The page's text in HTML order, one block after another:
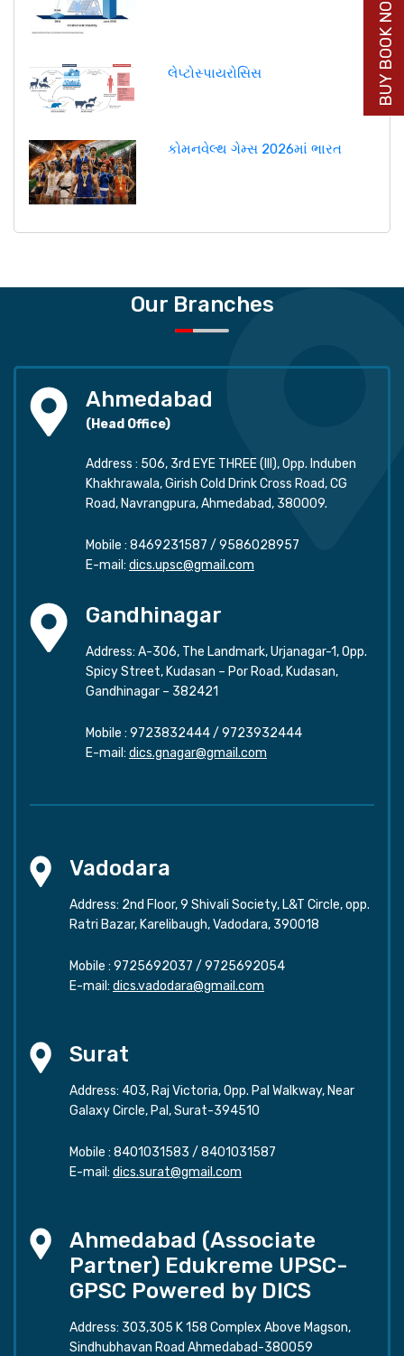
લેપ્ટોસ્પાયરોસિસ
કોમનવેલ્થ ગેમ્સ 2026માં ભારત
Our Branches
Ahmedabad
(Head Office)
Address : 506, 3rd EYE THREE (III), Opp. Induben
Khakhrawala, Girish Cold Drink Cross Road, CG
Road, Navrangpura, Ahmedabad, 380009.
Mobile : 8469231587 / 9586028957
E-mail: dics.upsc@gmail.com
Gandhinagar
Address: A-306, The Landmark, Urjanagar-1, Opp.
Spicy Street, Kudasan – Por Road, Kudasan,
Gandhinagar – 382421
Mobile : 9723832444/ 9723932444
E-mail: dics.gnagar@gmail.com
Vadodara
Address: 2nd Floor, 9 Shivali Society, L&T Circle, opp.
Ratri Bazar, Karelibaugh, Vadodara, 390018
Mobile : 9725692037 / 9725692054
E-mail: dics.vadodara@gmail.com
Surat
Address: 403, Raj Victoria, Opp. Pal Walkway, Near
Galaxy Circle, Pal, Surat-394510
Mobile : 8401031583 / 8401031587
E-mail: dics.surat@gmail.com
Ahmedabad (Associate
Partner) Edukreme UPSC-
GPSC Powered by DICS
Address: 303,305 K 158 Complex Above Magson,
Sindhubhavan Road Ahmedabad-380059
BUY BOOK NOW